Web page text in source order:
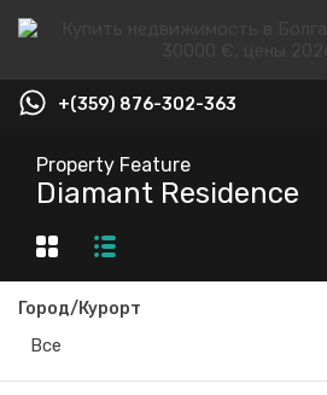
+(359) 876-302-363
Property Feature
Diamant Residence
Город/Курорт
Все